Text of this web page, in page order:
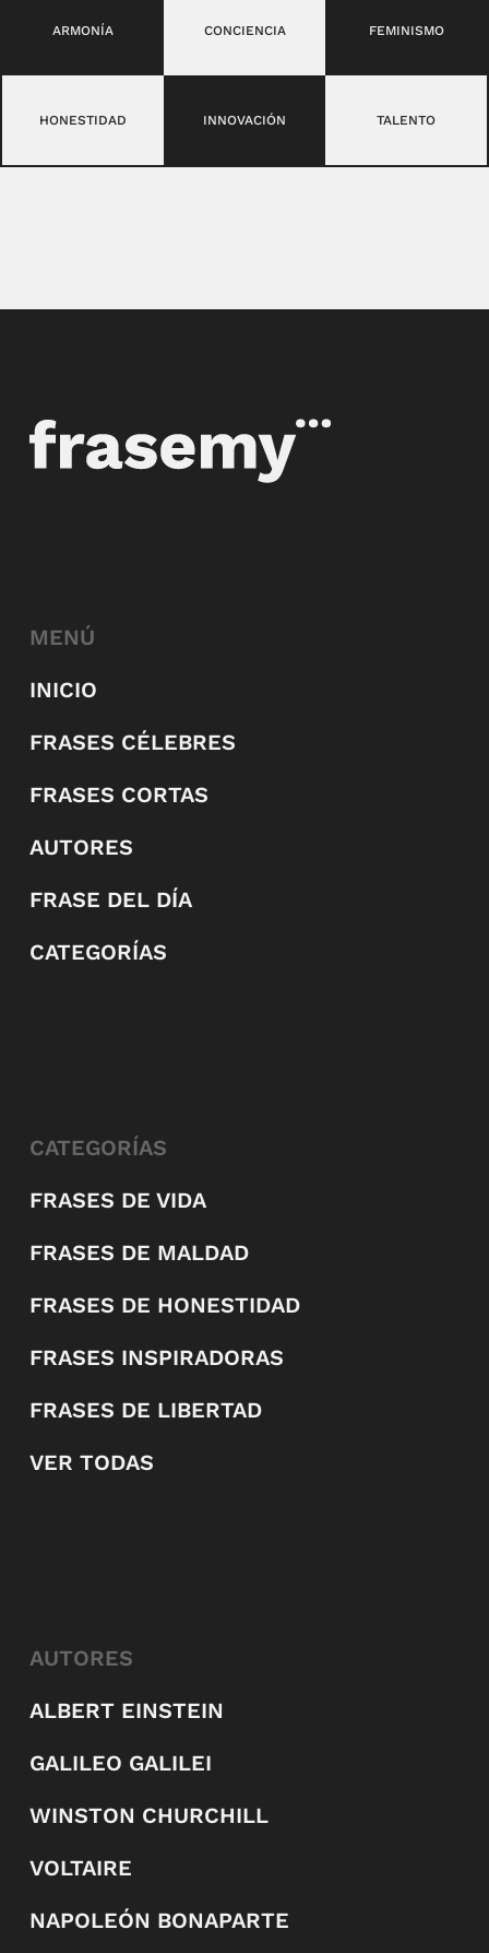
ARMONÍA CONCIENCIA FEMINISMO
HONESTIDAD INNOVACIÓN TALENTO
MENÚ
INICIO
FRASES CÉLEBRES
FRASES CORTAS
AUTORES
FRASE DEL DÍA
CATEGORÍAS
CATEGORÍAS
FRASES DE VIDA
FRASES DE MALDAD
FRASES DE HONESTIDAD
FRASES INSPIRADORAS
FRASES DE LIBERTAD
VER TODAS
AUTORES
ALBERT EINSTEIN
GALILEO GALILEI
WINSTON CHURCHILL
VOLTAIRE
NAPOLEÓN BONAPARTE